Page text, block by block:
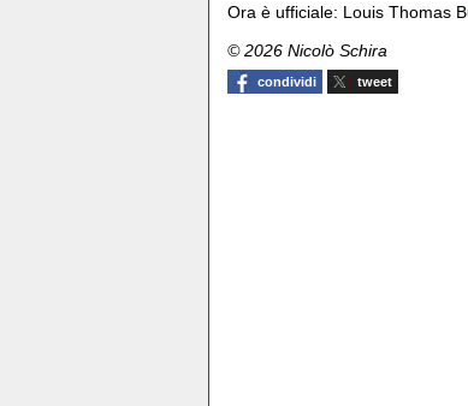
Ora è ufficiale: Louis Thomas
© 2026 Nicolò Schira
condividi tweet